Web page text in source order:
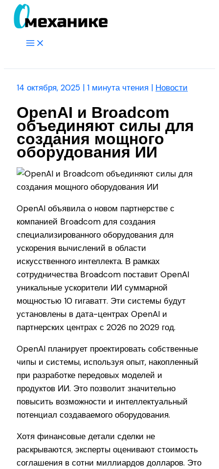
Перейти
Main
14 октября, 2025 |1 минута чтения | Новости
OpenAI и Broadcom
объединяют силы для
создания мощного
оборудования ИИ
OpenAI объявила о новом партнерстве с
компанией Broadcom для создания
специализированного оборудования для
ускорения вычислений в области
искусственного интеллекта. В рамках
сотрудничества Broadcom поставит OpenAI
уникальные ускорители ИИ суммарной
мощностью 10 гигаватт. Эти системы будут
установлены в дата-центрах OpenAI и
партнерских центрах с 2026 по 2029 год.
OpenAI планирует проектировать собственные
чипы и системы, используя опыт, накопленный
при разработке передовых моделей и
продуктов ИИ. Это позволит значительно
повысить возможности и интеллектуальный
потенциал создаваемого оборудования.
Хотя финансовые детали сделки не
раскрываются, эксперты оценивают стоимость
соглашения в сотни миллиардов долларов. Это